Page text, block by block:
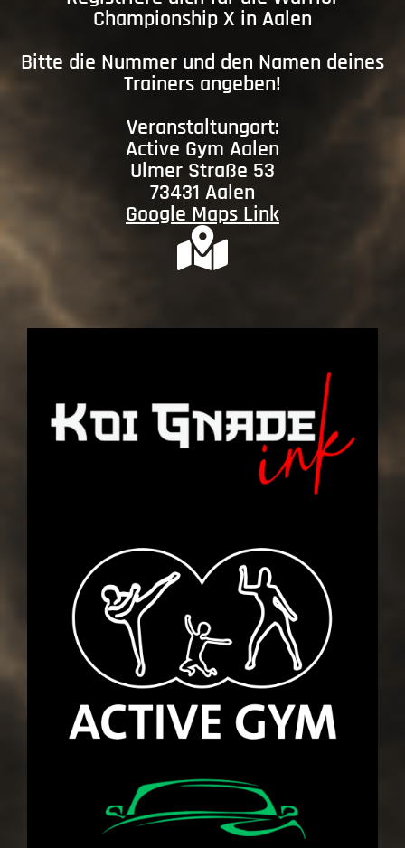
Championship X in Aalen
Bitte die Nummer und den Namen deines
Trainers angeben!
Veranstaltungort:
Active Gym Aalen
Ulmer Straße 53
73431 Aalen
Google Maps Link